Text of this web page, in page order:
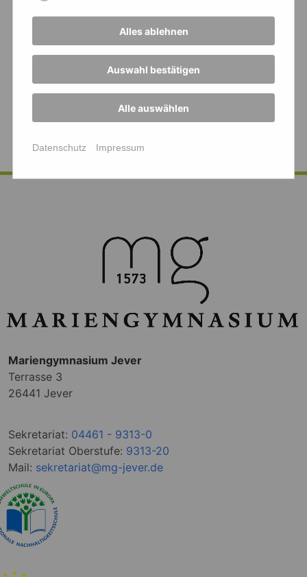
Training und die eigene Einstellung - und
natürlich um Spaß am Sport!
Vielen Dank an Frau Bruhn für diese
interessanten Einblicke und das aktive Erleben
in unserer Sporthalle!
Mariengymnasium Jever
Terrasse 3
26441 Jever
Sekretariat: 04461 - 9313-0
Sekretariat Oberstufe: 9313-20
Mail: sekretariat@mg-jever.de
Alles ablehnen
Auswahl bestätigen
Alle auswählen
Datenschutz Impressum